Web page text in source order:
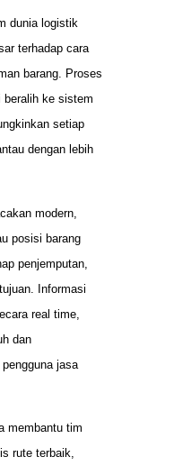
dunia logistik
terhadap cara
barang. Proses
beralih ke sistem
setiap
dengan lebih
modern,
posisi barang
penjemputan,
Informasi
real time,
dan
jasa
membantu tim
rute terbaik,